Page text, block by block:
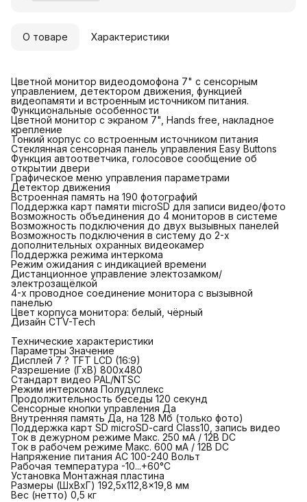
О товаре Характеристики
Цветной монитор видеодомофона 7" с сенсорным
управлением, детектором движения, функцией
видеопамяти и встроенным источником питания.
Функциональные особенности
Цветной монитор с экраном 7", Hands free, накладное
крепление
Тонкий корпус со встроенным источником питания
Стеклянная сенсорная панель управления Easy Buttons
Функция автоответчика, голосовое сообщение об
открытии двери
Графическое меню управления параметрами
Детектор движения
Встроенная память на 190 фотографий
Поддержка карт памяти microSD для записи видео/фото
Возможность объединения до 4 мониторов в системе
Возможность подключения до двух вызывных панелей
Возможность подключения в систему до 2-х
дополнительных охранных видеокамер
Поддержка режима интеркома
Режим ожидания с индикацией времени
Дистанционное управление электозамком/
электрозащёлкой
4-х проводное соединение монитора с вызывной
панелью
Цвет корпуса монитора: белый, чёрный
Дизайн CTV-Tech
Технические характеристики
Параметры Значение
Дисплей 7 ? TFT LCD (16:9)
Разрешение (ГхВ) 800x480
Стандарт видео PAL/NTSC
Режим интеркома Полудуплекс
Продолжительность беседы 120 секунд
Сенсорные кнопки управления Да
Внутренняя память Да, на 128 Мб (только фото)
Поддержка карт SD microSD-card Class10, запись видео
Ток в дежурном режиме Макс. 250 мА / 12В DC
Ток в рабочем режиме Макс. 600 мА / 12В DC
Напряжение питания АС 100-240 Вольт
Рабочая температура -10...+60°С
Установка Монтажная пластина
Размеры (ШхВхГ) 192,5x112,8x19,8 мм
Вес (нетто) 0,5 кг